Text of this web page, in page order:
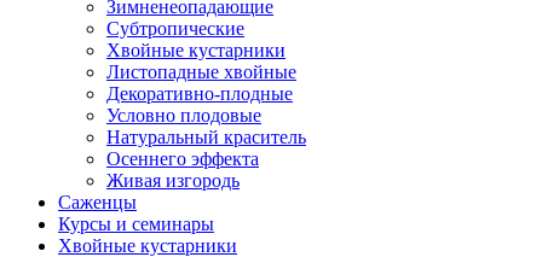
Зимненеопадающие
Субтропические
Хвойные кустарники
Листопадные хвойные
Декоративно-плодные
Условно плодовые
Натуральный краситель
Осеннего эффекта
Живая изгородь
Саженцы
Курсы и семинары
Хвойные кустарники